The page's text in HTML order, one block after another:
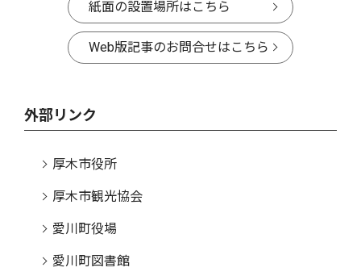
紙面の設置場所はこちら
Web版記事のお問合せはこちら
外部リンク
厚木市役所
厚木市観光協会
愛川町役場
愛川町図書館